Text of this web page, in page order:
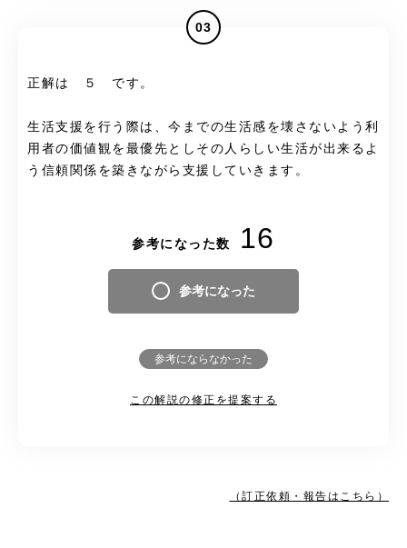
03
正解は ５ です。
生活支援を行う際は、今までの生活感を壊さないよう利
用者の価値観を最優先としその人らしい生活が出来るよ
う信頼関係を築きながら支援していきます。
参考になった数 16
参考になった
参考にならなかった
この解説の修正を提案する
（訂正依頼・報告はこちら）